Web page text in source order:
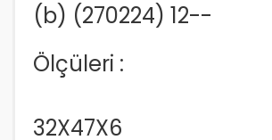
(b) (270224) 12--
Ölçüleri :
32X47X6